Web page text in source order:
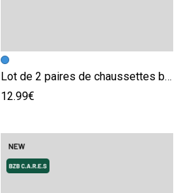
Image précédente
Image suivante
Lot de 2 paires de chaussettes brodées
12.99€